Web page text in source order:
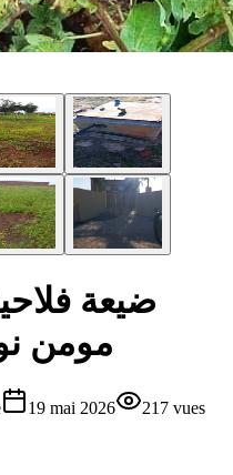
ضيعة
مومن
19 mai 2026 217 vues